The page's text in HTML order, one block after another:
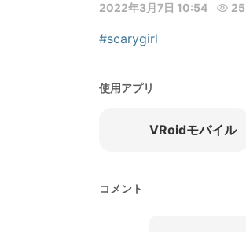
2022年3月7日 10:54 25
#scarygirl
使用アプリ
VRoidモバイル
コメント